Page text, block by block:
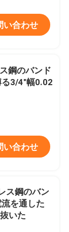
い合わせ
鋼のバンド
3/4"幅0.02
い合わせ
ス鋼のバン
を通した
いた